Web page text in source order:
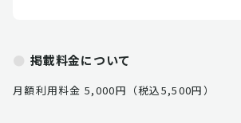
掲載料金について
月額利用料金 5,000円（税込5,500円）